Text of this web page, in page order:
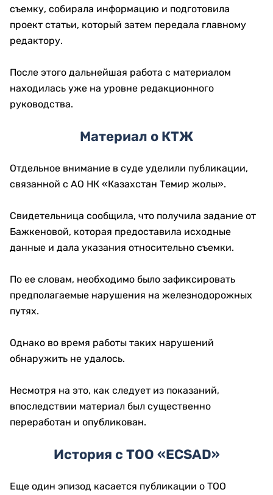
съемку, собирала информацию и подготовила
проект статьи, который затем передала главному
редактору.
После этого дальнейшая работа с материалом
находилась уже на уровне редакционного
руководства.
Материал о КТЖ
Отдельное внимание в суде уделили публикации,
связанной с АО НК «Казахстан Темир жолы».
Свидетельница сообщила, что получила задание от
Бажкеновой, которая предоставила исходные
данные и дала указания относительно съемки.
По ее словам, необходимо было зафиксировать
предполагаемые нарушения на железнодорожных
путях.
Однако во время работы таких нарушений
обнаружить не удалось.
Несмотря на это, как следует из показаний,
впоследствии материал был существенно
переработан и опубликован.
История с ТОО «ECSAD»
Еще один эпизод касается публикации о ТОО